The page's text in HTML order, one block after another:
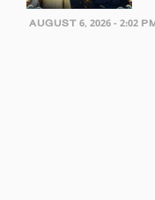
AUGUST 6, 2026 - 2:02